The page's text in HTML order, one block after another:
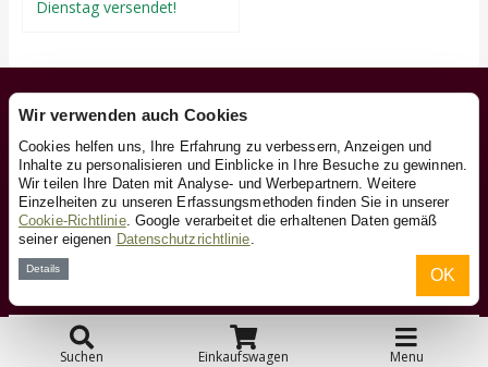
Suchen Einkaufswagen Menu
Dienstag versendet!
Unsere Dienstleistungen
Vor 23:59 bestellt, Dienstag versendet!
Kostenlose Lieferung und Rücksendung ab 29,95
Herstellergarantie.
Versand mit DHL.
100 Tage Bedenkzeit.
Eigenes Zentrallager.
Kundendienst
Wir verwenden auch Cookies
Cookies helfen uns, Ihre Erfahrung zu verbessern, Anzeigen und
Inhalte zu personalisieren und Einblicke in Ihre Besuche zu gewinnen.
Wir teilen Ihre Daten mit Analyse- und Werbepartnern. Weitere
Einzelheiten zu unseren Erfassungsmethoden finden Sie in unserer
Cookie-Richtlinie. Google verarbeitet die erhaltenen Daten gemäß
seiner eigenen Datenschutzrichtlinie
Details OK